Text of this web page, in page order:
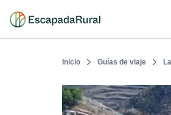
Inicio Guías de viaje